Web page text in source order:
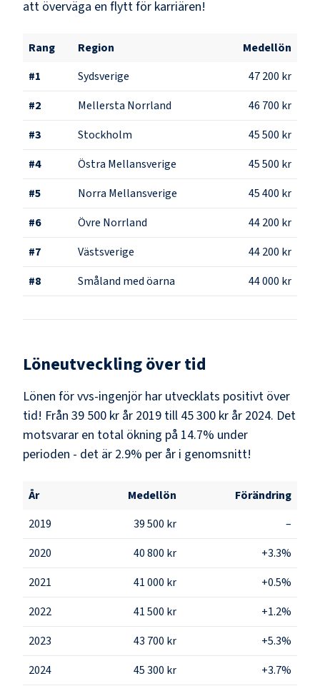
att överväga en flytt för karriären!
Rang Region
Medellön
#1 Sydsverige
47 200 kr
#2 Mellersta Norrland
46 700 kr
#3 Stockholm
45 500 kr
#4 Östra Mellansverige
45 500 kr
#5 Norra Mellansverige
45 400 kr
#6 Övre Norrland
44 200 kr
#7 Västsverige
44 200 kr
#8 Småland med öarna 44 000 kr
Löneutveckling över tid
Lönen för vvs-ingenjör har utvecklats positivt över
tid! Från 39 500 kr år 2019 till 45 300 kr år 2024. Det
motsvarar en total ökning på 14.7% under
perioden - det är 2.9% per år i genomsnitt!
År Medellön
Förändring
2019
39 500 kr
–
2020
40 800 kr
+3.3%
2021
41 000 kr
+0.5%
2022
41 500 kr
+1.2%
2023
43 700 kr
+5.3%
2024
45 300 kr +3.7%